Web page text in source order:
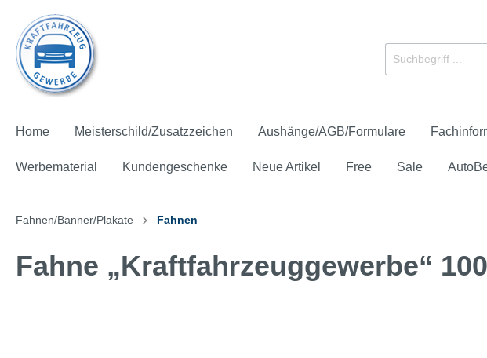
Home Meisterschild/Zusatzzeichen Aushänge/AGB/Formulare
Werbematerial Kundengeschenke Neue Artikel Free Sale
Meisterschild und Mitgliedsschild Zusatzzeichen
Pflichtaushänge AGB für Service und Verkauf
Zahlen und Fakten Fachbroschüren und -flyer
Hinterglasfolie Aufkleber
Ausstattung Give aways
Fahnen Spannbanner
Aktions-Pakete Batterie-Check
Präsente Kinder
Kostenfreie* Artikel Kostenfreie Downloads
Fahnen/Banner/Plakate Fahnen
Fahne „Kraftfahrzeuggewerbe“